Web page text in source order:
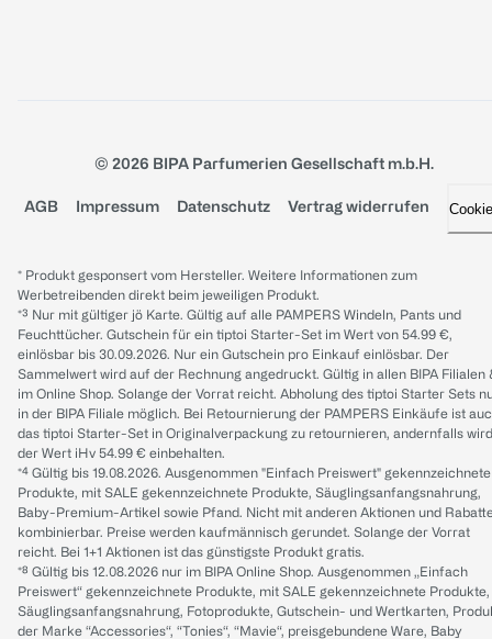
© 2026 BIPA Parfumerien Gesellschaft m.b.H.
AGB Impressum Datenschutz Vertrag widerrufen
* Produkt gesponsert vom Hersteller. Weitere Informationen zum
Werbetreibenden direkt beim jeweiligen Produkt.
*³ Nur mit gültiger jö Karte. Gültig auf alle PAMPERS Windeln, Pants und
Feuchttücher. Gutschein für ein tiptoi Starter-Set im Wert von 54.99 €,
einlösbar bis 30.09.2026. Nur ein Gutschein pro Einkauf einlösbar. Der
Sammelwert wird auf der Rechnung angedruckt. Gültig in allen BIPA Filialen
im Online Shop. Solange der Vorrat reicht. Abholung des tiptoi Starter Sets
in der BIPA Filiale möglich. Bei Retournierung der PAMPERS Einkäufe ist
das tiptoi Starter-Set in Originalverpackung zu retournieren, andernfalls wird
der Wert iHv 54.99 € einbehalten.
*⁴ Gültig bis 19.08.2026. Ausgenommen "Einfach Preiswert" gekennzeichnete
Produkte, mit SALE gekennzeichnete Produkte, Säuglingsanfangsnahrung,
Baby-Premium-Artikel sowie Pfand. Nicht mit anderen Aktionen und
kombinierbar. Preise werden kaufmännisch gerundet. Solange der Vorrat
reicht. Bei 1+1 Aktionen ist das günstigste Produkt gratis.
*⁸ Gültig bis 12.08.2026 nur im BIPA Online Shop. Ausgenommen „Einfach
Preiswert“ gekennzeichnete Produkte, mit SALE gekennzeichnete Produkte,
Säuglingsanfangsnahrung, Fotoprodukte, Gutschein- und Wertkarten,
der Marke “Accessories“, “Tonies“, “Mavie“, preisgebundene Ware, Baby